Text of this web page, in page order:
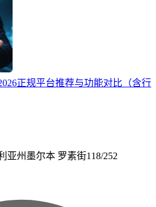
正规平台推荐与功能对比（含行
亚州墨尔本 罗素街118/252